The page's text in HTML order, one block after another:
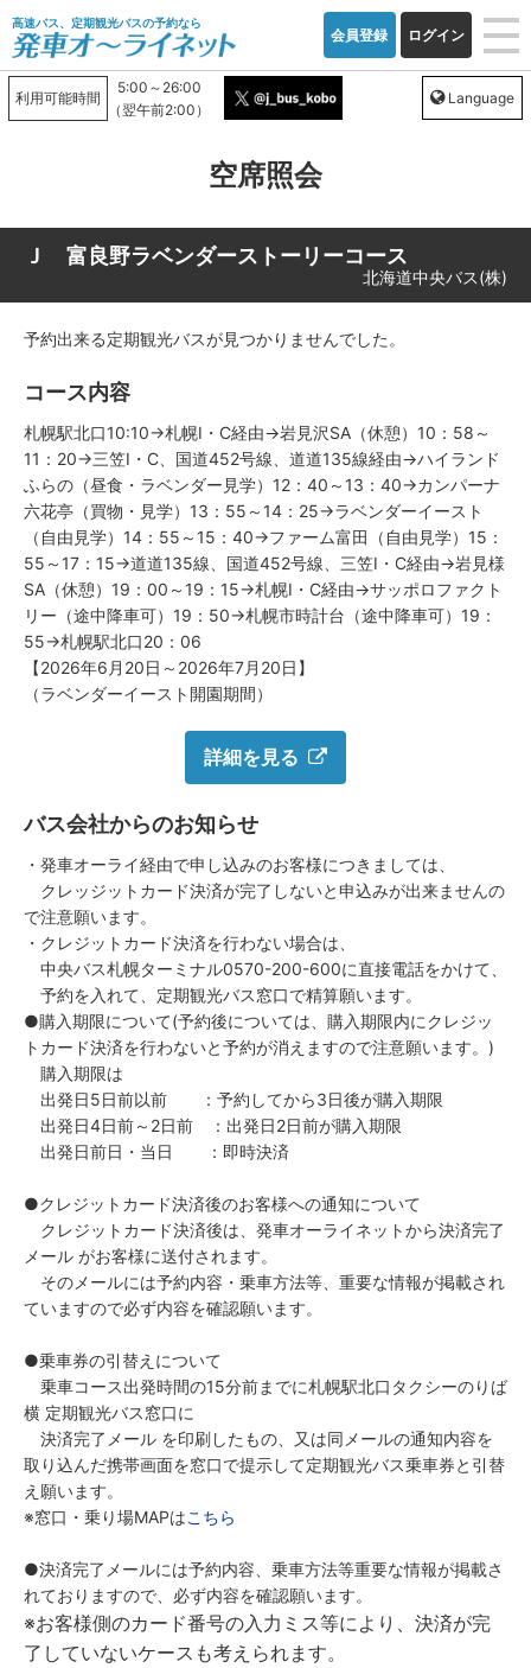
高速バス、定期観光バスの予約なら
会員登録 ログイン
利用可能時間
5:00～26:00
（翌午前2:00）
Language
空席照会
Ｊ 富良野ラベンダーストーリーコース
北海道中央バス(株)
予約出来る定期観光バスが見つかりませんでした。
コース内容
札幌駅北口10:10→札幌I・C経由→岩見沢SA（休憩）10：58～
11：20→三笠I・C、国道452号線、道道135線経由→ハイランド
ふらの（昼食・ラベンダー見学）12：40～13：40→カンパーナ
六花亭（買物・見学）13：55～14：25→ラベンダーイースト
（自由見学）14：55～15：40→ファーム富田（自由見学）15：
55～17：15→道道135線、国道452号線、三笠I・C経由→岩見様
SA（休憩）19：00～19：15→札幌I・C経由→サッポロファクト
リー（途中降車可）19：50→札幌市時計台（途中降車可）19：
55→札幌駅北口20：06
【2026年6月20日～2026年7月20日】
（ラベンダーイースト開園期間）
詳細を見る
バス会社からのお知らせ
・発車オーライ経由で申し込みのお客様につきましては、
クレッジットカード決済が完了しないと申込みが出来ませんの
で注意願います。
・クレジットカード決済を行わない場合は、
中央バス札幌ターミナル0570-200-600に直接電話をかけて、
予約を入れて、定期観光バス窓口で精算願います。
●購入期限について(予約後については、購入期限内にクレジッ
トカード決済を行わないと予約が消えますので注意願います。)
購入期限は
出発日5日前以前 ：予約してから3日後が購入期限
出発日4日前～2日前 ：出発日2日前が購入期限
出発日前日・当日 ：即時決済
●クレジットカード決済後のお客様への通知について
クレジットカード決済後は、発車オーライネットから決済完了
メール がお客様に送付されます。
そのメールには予約内容・乗車方法等、重要な情報が掲載され
ていますので必ず内容を確認願います。
●乗車券の引替えについて
乗車コース出発時間の15分前までに札幌駅北口タクシーのりば
横 定期観光バス窓口に
決済完了メール を印刷したもの、又は同メールの通知内容を
取り込んだ携帯画面を窓口で提示して定期観光バス乗車券と引替
え願います。
※窓口・乗り場MAPはこちら
●決済完了メールには予約内容、乗車方法等重要な情報が掲載さ
れておりますので、必ず内容を確認願います。
※お客様側のカード番号の入力ミス等により、決済が完
了していないケースも考えられます。